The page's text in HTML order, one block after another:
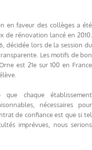
en faveur des collèges a été
de rénovation lancé en 2010.
décidée lors de la session du
Les motifs de bon
est 21e sur 100 en France
chaque établissement
nécessaires pour
de confiance est que si tel
imprévues, nous serions